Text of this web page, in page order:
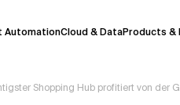
AutomationCloud & DataProducts &
Shopping Hub profitiert von der